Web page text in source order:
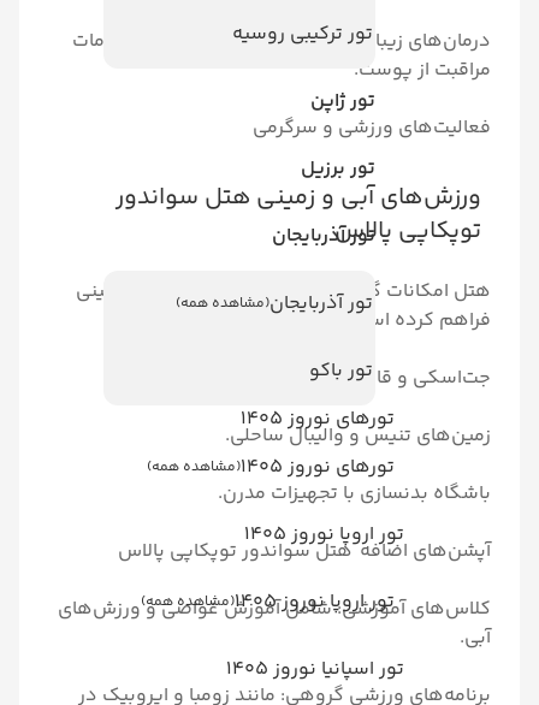
تور ترکیبی روسیه
تور آذربایجان
تور آذربایجان(مشاهده همه)
تور باکو
(مشاهده همه)
اروپا نوروز 1405
تور اروپا نوروز 1405 (مشاهده همه)
شامل ماسک‌های صورت و خدمات
و سرگرمی
آبی و زمینی هتل سواندور
گسترده‌ای برای ورزش‌های آبی و زمینی
از جمله:
و والیبال ساحلی.
با تجهیزات مدرن.
هتل سواندور توپکاپی پالاس
شامل آموزش غواصی و ورزش‌های
گروهی: مانند زومبا و ایروبیک در